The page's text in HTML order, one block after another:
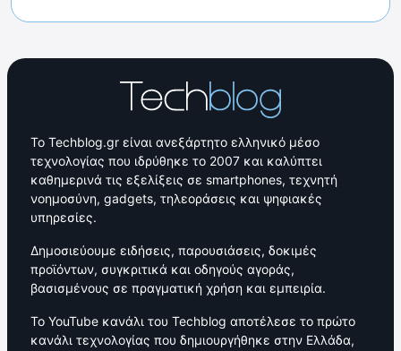
Το Techblog.gr είναι ανεξάρτητο ελληνικό μέσο
τεχνολογίας που ιδρύθηκε το 2007 και καλύπτει
καθημερινά τις εξελίξεις σε smartphones, τεχνητή
νοημοσύνη, gadgets, τηλεοράσεις και ψηφιακές
υπηρεσίες.
Δημοσιεύουμε ειδήσεις, παρουσιάσεις, δοκιμές
προϊόντων, συγκριτικά και οδηγούς αγοράς,
βασισμένους σε πραγματική χρήση και εμπειρία.
Το YouTube κανάλι του Techblog αποτέλεσε το πρώτο
κανάλι τεχνολογίας που δημιουργήθηκε στην Ελλάδα,